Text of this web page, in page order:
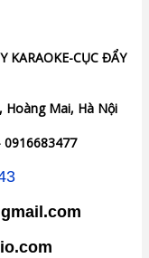
KARAOKE-CỤC ĐẨY
Hoàng Mai, Hà Nội